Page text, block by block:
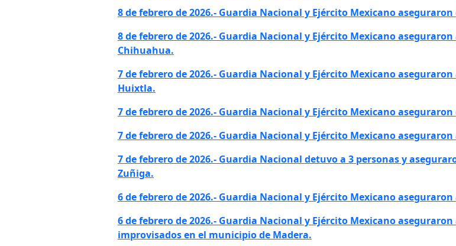
8 de febrero de 2026.- Guardia Nacional y Ejército Mexicano
8 de febrero de 2026.- Guardia Nacional y Ejército Mexicano
Chihuahua.
7 de febrero de 2026.- Guardia Nacional y Ejército Mexicano
Huixtla.
7 de febrero de 2026.- Guardia Nacional y Ejército Mexicano
7 de febrero de 2026.- Guardia Nacional y Ejército Mexicano
7 de febrero de 2026.- Guardia Nacional detuvo a 3 personas y
Zuñiga.
6 de febrero de 2026.- Guardia Nacional y Ejército Mexicano
6 de febrero de 2026.- Guardia Nacional y Ejército Mexicano
improvisados en el municipio de Madera.